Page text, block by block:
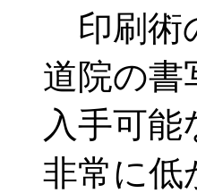
印刷術
道院の書
入手可
非常に低